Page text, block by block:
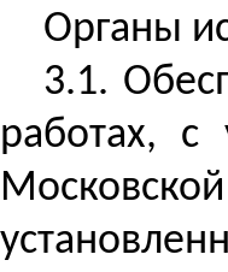
Органы
3.1.
работах, с